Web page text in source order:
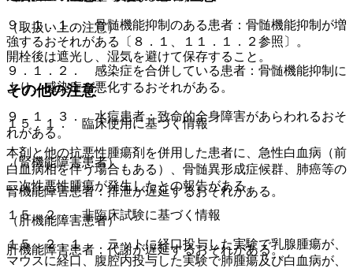
（取扱い上の注意）
開栓後は遮光し、湿気を避けて保存すること。
その他の注意
１５．１． 臨床使用に基づく情報
本剤と他の抗悪性腫瘍剤を併用した患者に、急性白血病（前
白血病相を伴う場合もある）、骨髄異形成症候群、肺癌等の
二次性悪性腫瘍が発生したとの報告がある。
１５．２． 非臨床試験に基づく情報
１５．２．１． ラットに経口投与した実験で乳腺腫瘍が、
マウスに経口、腹腔内投与した実験で肺腫瘍及び白血病が、
９．１．１． 骨髄機能抑制のある患者：骨髄機能抑制が増
強するおそれがある〔８．１、１１．１．２参照〕。
９．１．２． 感染症を合併している患者：骨髄機能抑制に
より、感染症が悪化するおそれがある。
９．１．３． 水痘患者：致命的全身障害があらわれるおそ
れがある。
（腎機能障害患者）
腎機能障害患者：排泄が遅延するおそれがある。
（肝機能障害患者）
肝機能障害患者：代謝が遅延するおそれがある。